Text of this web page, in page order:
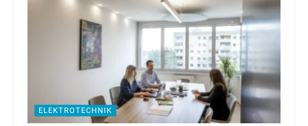
ELEKTROTECHNIK